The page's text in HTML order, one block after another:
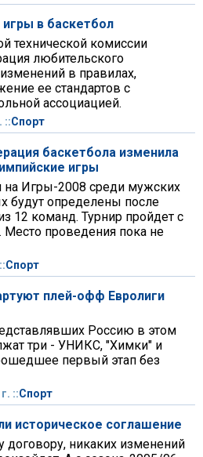
в баскетбол
технической комиссии
любительского
в правилах,
ее стандартов с
ассоциацией.
::Спорт
баскетбола изменила
игры
на Игры-2008 среди мужских
будут определены после
12 команд. Турнир пройдет с
Место проведения пока не
Спорт
плей-офф Евролиги
Россию в этом
три - УНИКС, "Химки" и
первый этап без
::Спорт
историческое соглашение
договору, никаких изменений